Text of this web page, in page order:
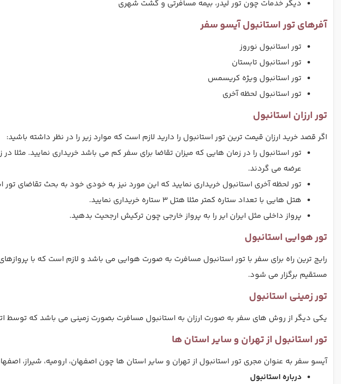
دیگر خدمات چون تور لیدر، بیمه مسافرتی و گشت شهری
آفرهای تور استانبول آیسو سفر
تور استانبول نوروز
تور استانبول تابستان
تور استانبول ویژه کریسمس
تور استانبول لحظه آخری
تور ارزان استانبول
اگر قصد خرید ارزان قیمت ترین تور استانبول را دارید لازم است که موارد زیر را در نظر داشته باشید:
تور استانبول را در زمان هایی که میزان تقاضا برای سفر کم می باشد خریداری نمایید. مثلا
عرضه می گردند.
تور لحظه آخری استانبول خریداری نمایید که این مورد نیز به خودی خود به بحث تقاضای تور
هتل هایی با تعداد ستاره کمتر مثلا هتل 3 ستاره خریداری نمایید.
پرواز داخلی مثل ایران ایر را به پرواز خارجی چون ترکیش ارجحیت بدهید.
تور هوایی استانبول
رایج ترین راه برای سفر با تور استانبول مسافرت به صورت هوایی می باشد و لازم است که با
مستقیم برگزار می شود.
تور زمینی استانبول
یکی دیگر از روش های سفر به صورت ارزان به استانبول مسافرت بصورت زمینی می باشد که توسط
تور استانبول از تهران و سایر استان ها
آیسو سفر به عنوان مجری تور استانبول از تهران و سایر استان ها چون اصفهان، ارومیه، شیراز،
درباره استانبول